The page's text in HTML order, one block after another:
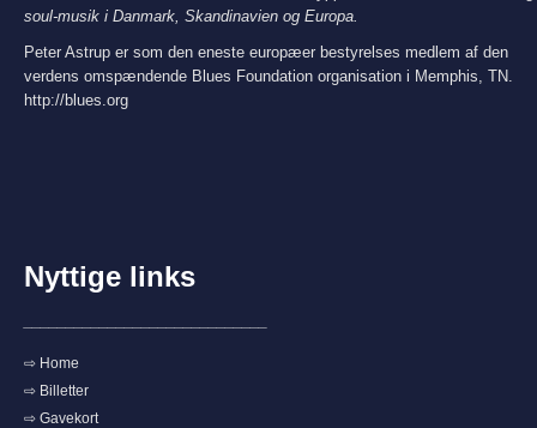
soul-musik i Danmark, Skandinavien og Europa.
Peter Astrup er som den eneste europæer bestyrelses medlem af den
verdens omspændende Blues Foundation organisation i Memphis, TN.
http://blues.org
Nyttige links
⇨ Home
⇨ Billetter
⇨ Gavekort